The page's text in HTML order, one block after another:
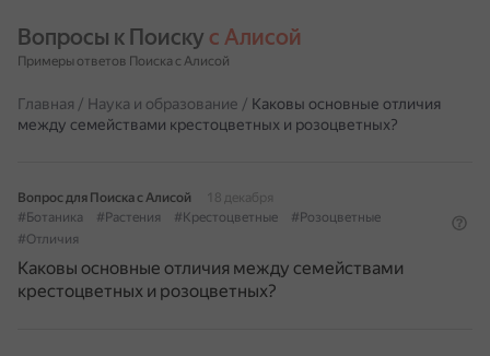
Вопросы к Поиску с Алисой
Примеры ответов Поиска с Алисой
Главная / Наука и образование / Каковы основные отличия
между семействами крестоцветных и розоцветных?
Вопрос для Поиска с Алисой
18 декабря
#Ботаника
#Растения #Крестоцветные
#Розоцветные
#Отличия
Каковы основные отличия между семействами
крестоцветных и розоцветных?